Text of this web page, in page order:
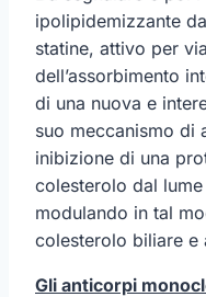
ipolipidemizzante
statine, attivo per
dell’assorbimento
di una nuova e
suo meccanismo di
inibizione di una
colesterolo dal lume
modulando in tal
colesterolo biliare e
Gli anticorpi